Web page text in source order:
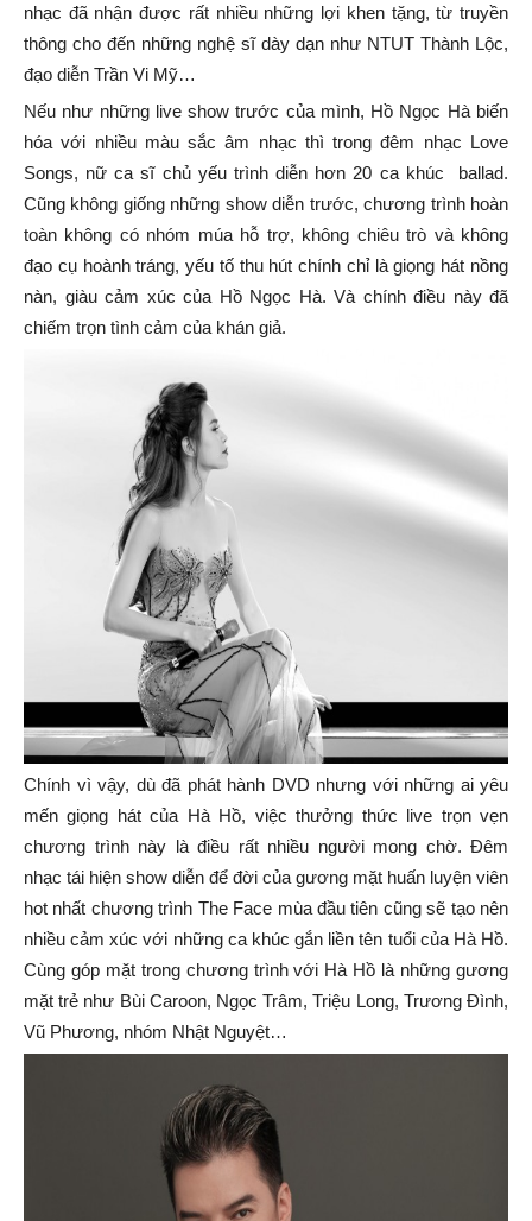
nhạc đã nhận được rất nhiều những lợi khen tặng, từ truyền
thông cho đến những nghệ sĩ dày dạn như NTUT Thành Lộc,
đạo diễn Trần Vi Mỹ…
Nếu như những live show trước của mình, Hồ Ngọc Hà biến
hóa với nhiều màu sắc âm nhạc thì trong đêm nhạc Love
Songs, nữ ca sĩ chủ yếu trình diễn hơn 20 ca khúc ballad.
Cũng không giống những show diễn trước, chương trình hoàn
toàn không có nhóm múa hỗ trợ, không chiêu trò và không
đạo cụ hoành tráng, yếu tố thu hút chính chỉ là giọng hát nồng
nàn, giàu cảm xúc của Hồ Ngọc Hà. Và chính điều này đã
chiếm trọn tình cảm của khán giả.
Chính vì vậy, dù đã phát hành DVD nhưng với những ai yêu
mến giọng hát của Hà Hồ, việc thưởng thức live trọn vẹn
chương trình này là điều rất nhiều người mong chờ. Đêm
nhạc tái hiện show diễn để đời của gương mặt huấn luyện viên
hot nhất chương trình The Face mùa đầu tiên cũng sẽ tạo nên
nhiều cảm xúc với những ca khúc gắn liền tên tuổi của Hà Hồ.
Cùng góp mặt trong chương trình với Hà Hồ là những gương
mặt trẻ như Bùi Caroon, Ngọc Trâm, Triệu Long, Trương Đình,
Vũ Phương, nhóm Nhật Nguyệt…